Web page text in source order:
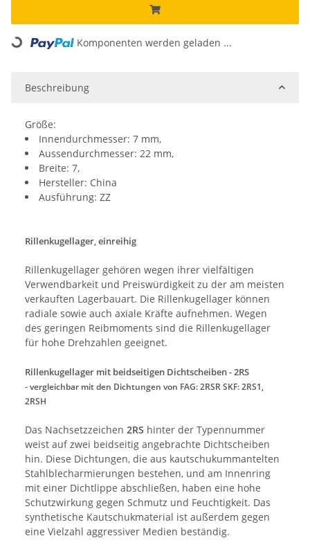
Loading... Komponenten werden geladen ...
Beschreibung
Größe:
Innendurchmesser: 7 mm,
Aussendurchmesser: 22 mm,
Breite: 7,
Hersteller: China
Ausführung: ZZ
Rillenkugellager, einreihig
Rillenkugellager gehören wegen ihrer vielfältigen
Verwendbarkeit und Preiswürdigkeit zu der am meisten
verkauften Lagerbauart. Die Rillenkugellager können
radiale sowie auch axiale Kräfte aufnehmen. Wegen
des geringen Reibmoments sind die Rillenkugellager
für hohe Drehzahlen geeignet.
Rillenkugellager mit beidseitigen Dichtscheiben - 2RS
- vergleichbar mit den Dichtungen von FAG: 2RSR SKF: 2RS1,
2RSH
Das Nachsetzzeichen 2RS hinter der Typennummer
weist auf zwei beidseitig angebrachte Dichtscheiben
hin. Diese Dichtungen, die aus kautschukummantelten
Stahlblecharmierungen bestehen, und am Innenring
mit einer Dichtlippe abschließen, haben eine hohe
Schutzwirkung gegen Schmutz und Feuchtigkeit. Das
synthetische Kautschukmaterial ist außerdem gegen
eine Vielzahl aggressiver Medien beständig.